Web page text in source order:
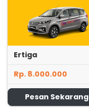
Ertiga
Rp. 8.000.000
Pesan Sekarang